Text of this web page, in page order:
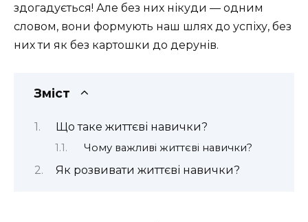
здогадується! Але без них нікуди — одним
словом, вони формують наш шлях до успіху, без
них ти як без картошки до дерунів.
Зміст
Що таке життєві навички?
Чому важливі життєві навички?
Як розвивати життєві навички?